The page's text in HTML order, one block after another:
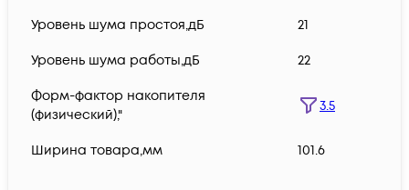
Уровень шума простоя,дБ 21
Уровень шума работы,дБ 22
Форм-фактор накопителя
(физический),"
3.5
Ширина товара,мм 101.6